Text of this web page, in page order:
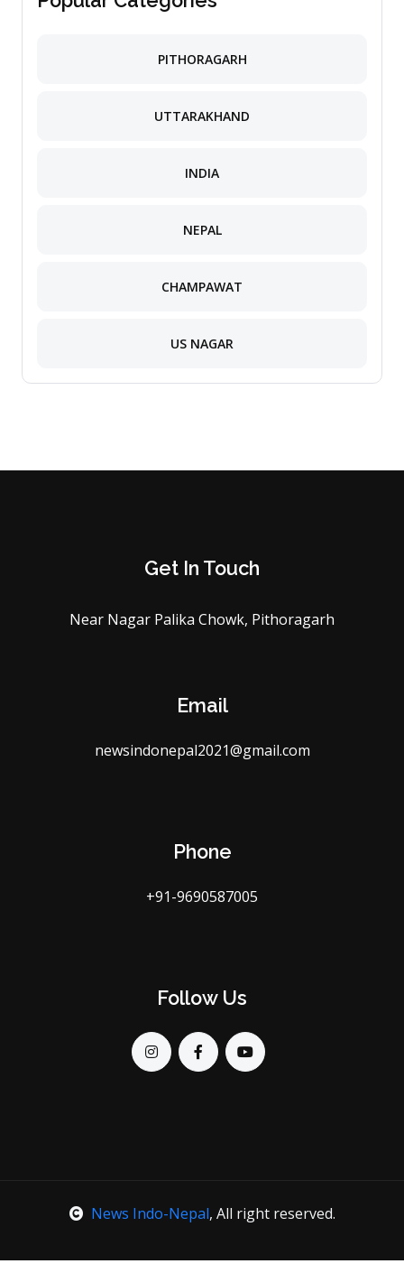
PITHORAGARH
UTTARAKHAND
INDIA
NEPAL
CHAMPAWAT
US NAGAR
Get In Touch
Near Nagar Palika Chowk, Pithoragarh
Email
newsindonepal2021@gmail.com
Phone
+91-9690587005
Follow Us
News Indo-Nepal, All right reserved.